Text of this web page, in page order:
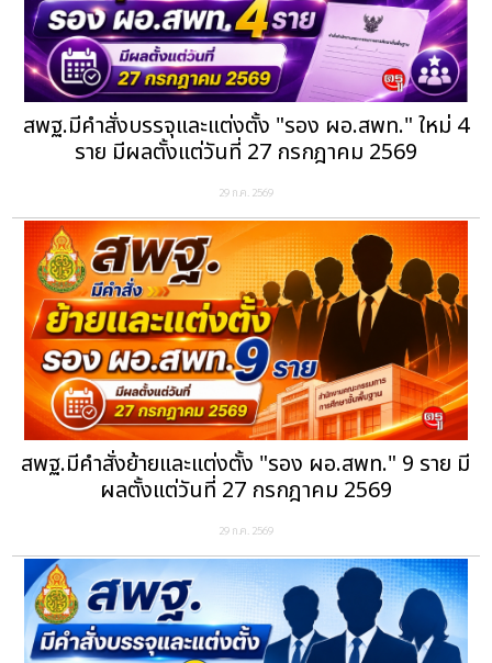
สพฐ.มีคำสั่งบรรจุและแต่งตั้ง "รอง ผอ.สพท." ใหม่ 4
ราย มีผลตั้งแต่วันที่ 27 กรกฎาคม 2569
29 ก.ค. 2569
สพฐ.มีคำสั่งย้ายและแต่งตั้ง "รอง ผอ.สพท." 9 ราย มี
ผลตั้งแต่วันที่ 27 กรกฎาคม 2569
29 ก.ค. 2569